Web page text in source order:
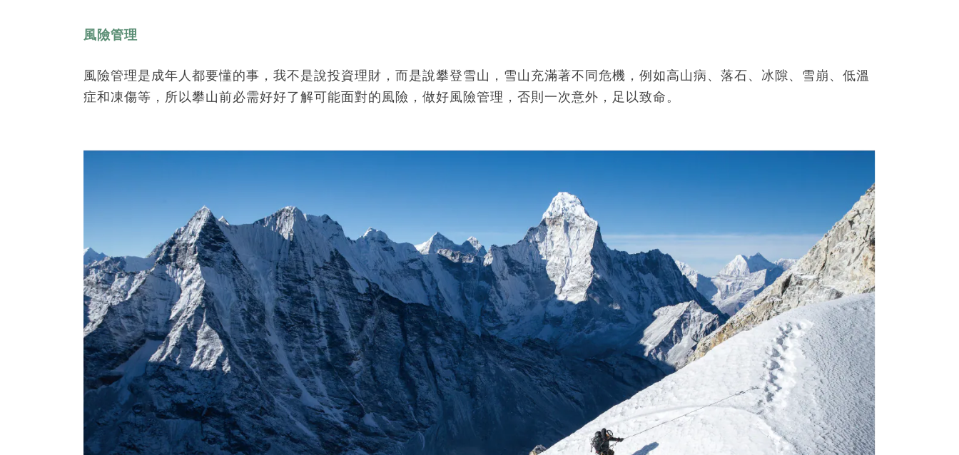
風險管理
風險管理是成年人都要懂的事，我不是說投資理財，而是說攀登雪山，雪山充滿著不同危機，例如高山病、落石、冰隙、雪崩、低溫
症和凍傷等，所以攀山前必需好好了解可能面對的風險，做好風險管理，否則一次意外，足以致命。